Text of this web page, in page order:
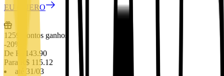
EU QUERO
1259
Pontos ganhos
-20%
De R$
143.90
Para R$ 115.12
até 31/03